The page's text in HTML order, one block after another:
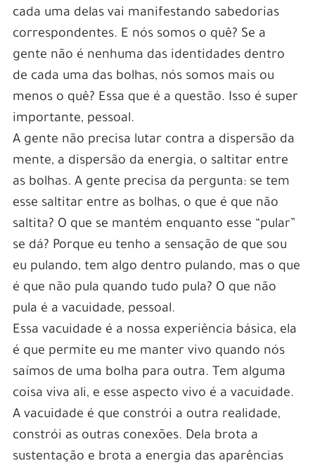
cada uma delas vai manifestando sabedorias
correspondentes. E nós somos o quê? Se a
gente não é nenhuma das identidades dentro
de cada uma das bolhas, nós somos mais ou
menos o quê? Essa que é a questão. Isso é super
importante, pessoal.
A gente não precisa lutar contra a dispersão da
mente, a dispersão da energia, o saltitar entre
as bolhas. A gente precisa da pergunta: se tem
esse saltitar entre as bolhas, o que é que não
saltita? O que se mantém enquanto esse “pular”
se dá? Porque eu tenho a sensação de que sou
eu pulando, tem algo dentro pulando, mas o que
é que não pula quando tudo pula? O que não
pula é a vacuidade, pessoal.
Essa vacuidade é a nossa experiência básica, ela
é que permite eu me manter vivo quando nós
saímos de uma bolha para outra. Tem alguma
coisa viva ali, e esse aspecto vivo é a vacuidade.
A vacuidade é que constrói a outra realidade,
constrói as outras conexões. Dela brota a
sustentação e brota a energia das aparências